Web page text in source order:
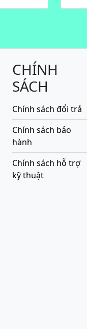
CHÍNH
SÁCH
Chính sách đổi trả
Chính sách bảo
hành
Chính sách hỗ trợ
kỹ thuật